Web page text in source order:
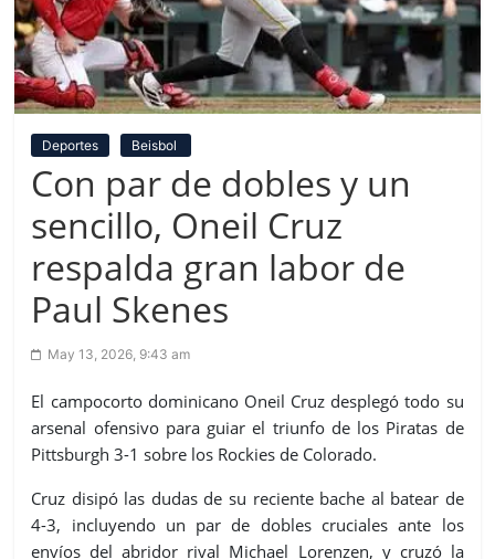
Deportes Beisbol
Con par de dobles y un
sencillo, Oneil Cruz
respalda gran labor de
Paul Skenes
May 13, 2026, 9:43 am
El campocorto dominicano Oneil Cruz desplegó todo su
arsenal ofensivo para guiar el triunfo de los Piratas de
Pittsburgh 3-1 sobre los Rockies de Colorado.
Cruz disipó las dudas de su reciente bache al batear de
4-3, incluyendo un par de dobles cruciales ante los
envíos del abridor rival Michael Lorenzen, y cruzó la